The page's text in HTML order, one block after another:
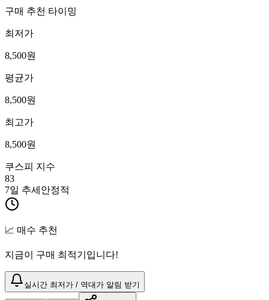
구매 추천 타이밍
최저가
8,500원
평균가
8,500원
최고가
8,500원
쿠스피 지수
83
7일 추세 안정적
📈 매수 추천
지금이 구매 최적기입니다!
실시간 최저가 / 역대가 알림 받기